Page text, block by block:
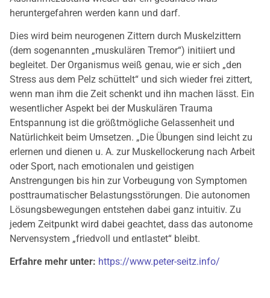
heruntergefahren werden kann und darf.
Dies wird beim neurogenen Zittern durch Muskelzittern
(dem sogenannten „muskulären Tremor“) initiiert und
begleitet. Der Organismus weiß genau, wie er sich „den
Stress aus dem Pelz schüttelt“ und sich wieder frei zittert,
wenn man ihm die Zeit schenkt und ihn machen lässt. Ein
wesentlicher Aspekt bei der Muskulären Trauma
Entspannung ist die größtmögliche Gelassenheit und
Natürlichkeit beim Umsetzen. „Die Übungen sind leicht zu
erlernen und dienen u. A. zur Muskellockerung nach Arbeit
oder Sport, nach emotionalen und geistigen
Anstrengungen bis hin zur Vorbeugung von Symptomen
posttraumatischer Belastungsstörungen. Die autonomen
Lösungsbewegungen entstehen dabei ganz intuitiv. Zu
jedem Zeitpunkt wird dabei geachtet, dass das autonome
Nervensystem „friedvoll und entlastet“ bleibt.
Erfahre mehr unter: https://www.peter-seitz.info/